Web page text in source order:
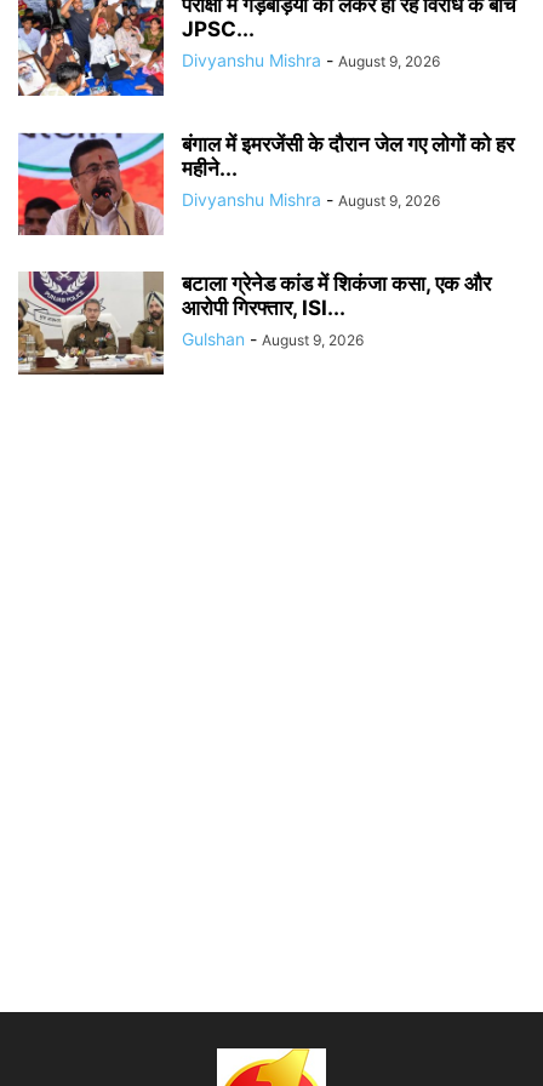
परीक्षा में गड़बड़ियों को लेकर हो रहे विरोध के बीच
JPSC...
Divyanshu Mishra - August 9, 2026
बंगाल में इमरजेंसी के दौरान जेल गए लोगों को हर
महीने...
Divyanshu Mishra - August 9, 2026
बटाला ग्रेनेड कांड में शिकंजा कसा, एक और
आरोपी गिरफ्तार, ISI...
Gulshan - August 9, 2026